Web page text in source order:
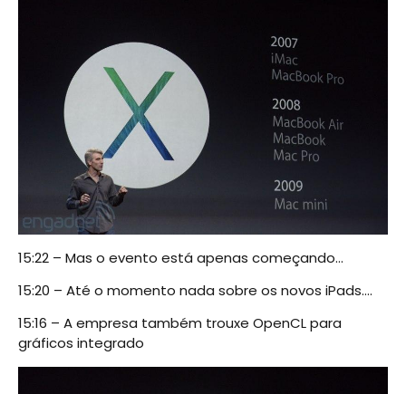
15:22 – Mas o evento está apenas começando…
15:20 – Até o momento nada sobre os novos iPads….
15:16 – A empresa também trouxe OpenCL para
gráficos integrado